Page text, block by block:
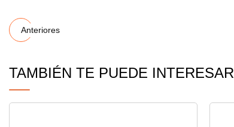
Anteriores
TAMBIÉN TE PUEDE INTERESAR